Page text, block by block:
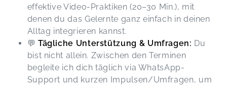
effektive Video-Praktiken (20–30 Min.), mit
denen du das Gelernte ganz einfach in deinen
Alltag integrieren kannst.
💬 Tägliche Unterstützung & Umfragen: Du
bist nicht allein. Zwischen den Terminen
begleite ich dich täglich via WhatsApp-
Support und kurzen Impulsen/Umfragen, um